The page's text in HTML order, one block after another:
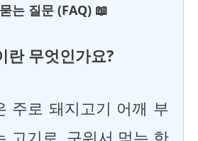
는 질문 (FAQ) 📖
란 무엇인가요?
주로 돼지고기 어깨 부